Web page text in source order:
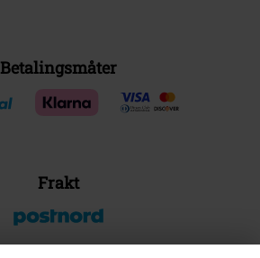
Betalingsmåter
Frakt